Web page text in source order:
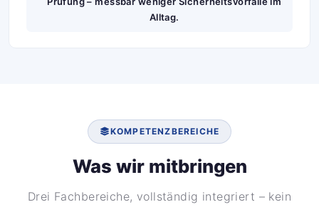
Alltag.
KOMPETENZBEREICHE
Was wir mitbringen
Drei Fachbereiche, vollständig integriert – kein